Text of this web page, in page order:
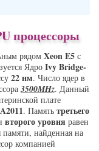
процессоры
рядом Xeon E5 с
Ядро Ivy Bridge-
22 нм. Число ядер в
3500MHz. Данный
плате
. Память третьего
второго уровня равен
найденная на
компанией